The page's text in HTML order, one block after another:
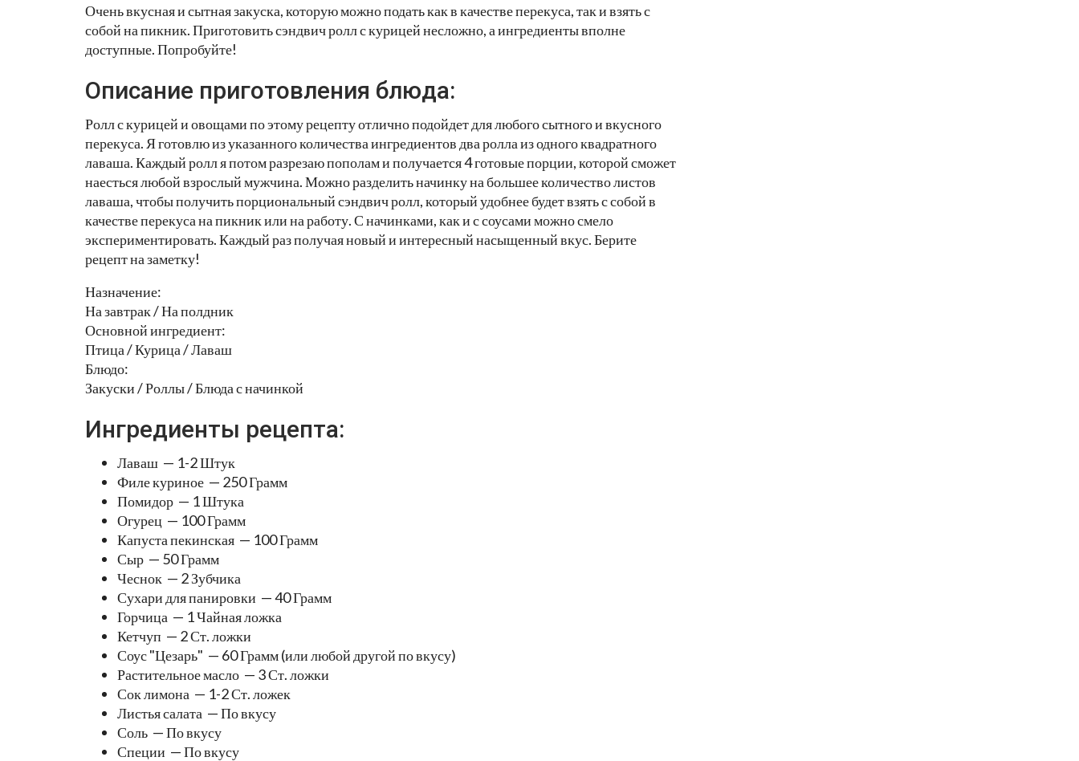
Очень вкусная и сытная закуска, которую можно подать как в качестве перекуса, так и взять с
собой на пикник. Приготовить сэндвич ролл с курицей несложно, а ингредиенты вполне
доступные. Попробуйте!
Описание приготовления блюда:
Ролл с курицей и овощами по этому рецепту отлично подойдет для любого сытного и вкусного
перекуса. Я готовлю из указанного количества ингредиентов два ролла из одного квадратного
лаваша. Каждый ролл я потом разрезаю пополам и получается 4 готовые порции, которой сможет
наесться любой взрослый мужчина. Можно разделить начинку на большее количество листов
лаваша, чтобы получить порциональный сэндвич ролл, который удобнее будет взять с собой в
качестве перекуса на пикник или на работу. С начинками, как и с соусами можно смело
экспериментировать. Каждый раз получая новый и интересный насыщенный вкус. Берите
рецепт на заметку!
Назначение:
На завтрак / На полдник
Основной ингредиент:
Птица / Курица / Лаваш
Блюдо:
Закуски / Роллы / Блюда с начинкой
Ингредиенты рецепта:
Лаваш — 1-2 Штук
Филе куриное — 250 Грамм
Помидор — 1 Штука
Огурец — 100 Грамм
Капуста пекинская — 100 Грамм
Сыр — 50 Грамм
Чеснок — 2 Зубчика
Сухари для панировки — 40 Грамм
Горчица — 1 Чайная ложка
Кетчуп — 2 Ст. ложки
Соус "Цезарь" — 60 Грамм (или любой другой по вкусу)
Растительное масло — 3 Ст. ложки
Сок лимона — 1-2 Ст. ложек
Листья салата — По вкусу
Соль — По вкусу
Специи — По вкусу